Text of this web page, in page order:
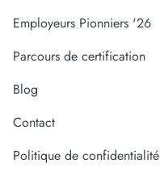
Employeurs Pionniers '26
Parcours de certification
Blog
Contact
Politique de confidentialité